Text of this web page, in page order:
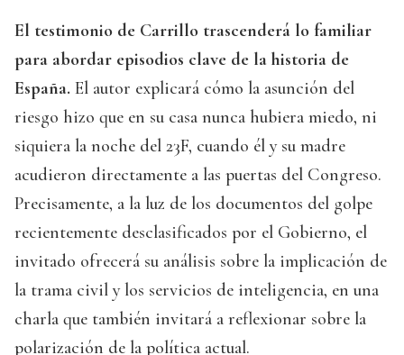
El testimonio de Carrillo trascenderá lo familiar
para abordar episodios clave de la historia de
España. El autor explicará cómo la asunción del
riesgo hizo que en su casa nunca hubiera miedo, ni
siquiera la noche del 23F, cuando él y su madre
acudieron directamente a las puertas del Congreso.
Precisamente, a la luz de los documentos del golpe
recientemente desclasificados por el Gobierno, el
invitado ofrecerá su análisis sobre la implicación de
la trama civil y los servicios de inteligencia, en una
charla que también invitará a reflexionar sobre la
polarización de la política actual.